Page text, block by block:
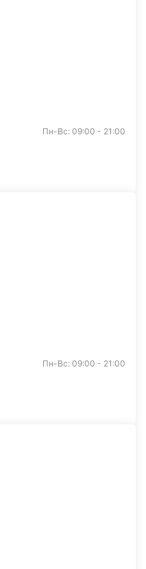
Пн-Вс: 09:00 - 21:00
Пн-Вс: 09:00 - 21:00